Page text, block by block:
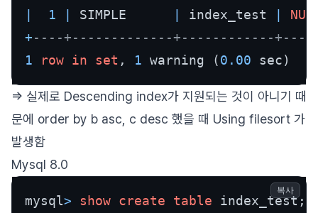
1 SIMPLE index_test
+----+-------------+------------
1
row in set , 1 warning (0.00 sec)
=> 실제로 Descending index가 지원되는 것이 아니기 때
문에 order by b asc, c desc 했을 때 Using filesort 가
발생함
Mysql 8.0
mysql> show create table
복사